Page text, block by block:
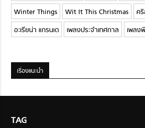
Winter Things
Wit It This Christmas
ค
อะเรียน่า แกรนเด
เพลงประจำเทศกาล เพลง
เรื่องแนะนำ
TAG